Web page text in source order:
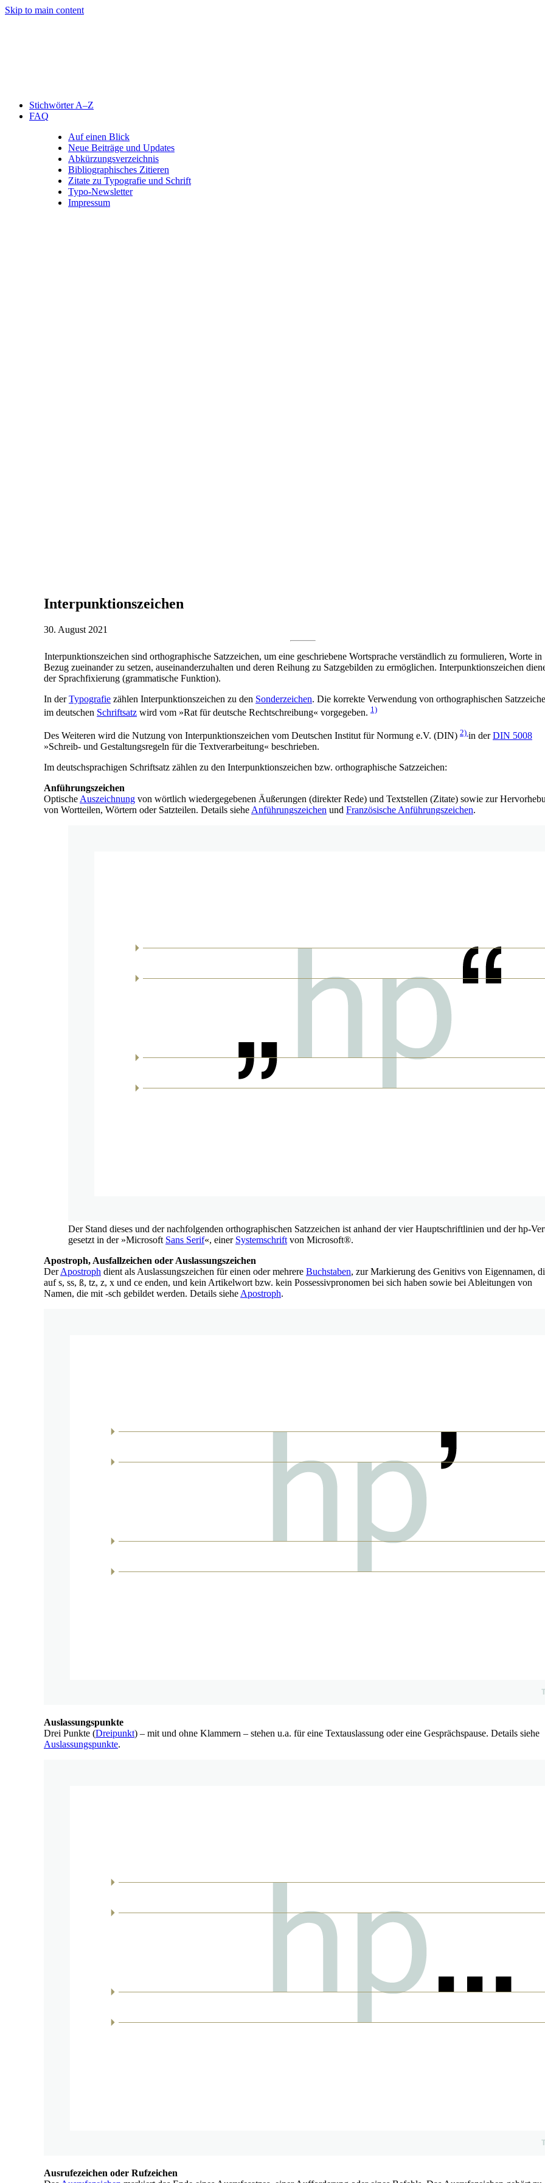
Skip to main content
Stichwörter A–Z
FAQ
Auf einen Blick
Neue Beiträge und Updates
Abkürzungsverzeichnis
Bibliographisches Zitieren
Zitate zu Typografie und Schrift
Typo-Newsletter
Impressum
Interpunktionszeichen
30. August 2021
Interpunktionszeichen sind orthographische Satzzeichen, um eine geschriebene Wortsprache verständlich zu formulieren, Worte in
Bezug zueinander zu setzen, auseinanderzuhalten und deren Reihung zu Satzgebilden zu ermöglichen. Interpunktionszeichen
der Sprachfixierung (grammatische Funktion).
In derTypografie zählen Interpunktionszeichen zu den Sonderzeichen. Die korrekte Verwendung von orthographischen
im deutschen Schriftsatz wird vom »Rat für deutsche Rechtschreibung« vorgegeben. 1)
Des Weiteren wird die Nutzung von Interpunktionszeichen vom Deutschen Institut für Normung e.V. (DIN) 2) in derDIN 5008
»Schreib- und Gestaltungsregeln für die Textverarbeitung« beschrieben.
Im deutschsprachigen Schriftsatz zählen zu den Interpunktionszeichen bzw. orthographische Satzzeichen:
Anführungszeichen
OptischeAuszeichnung von wörtlich wiedergegebenen Äußerungen (direkter Rede) und Textstellen (Zitate) sowie zur
von Wortteilen, Wörtern oder Satzteilen. Details sieheAnführungszeichen und Französische Anführungszeichen.
Der Stand dieses und der nachfolgenden orthographischen Satzzeichen ist anhand der vier Hauptschriftlinien und der hp-
gesetzt in der »Microsoft Sans Serif«, einer Systemschriftvon Microsoft®.
Apostroph, Ausfallzeichen oder Auslassungszeichen
DerApostroph dient als Auslassungszeichen für einen oder mehrere Buchstaben, zur Markierung des Genitivs von Eigennamen,
auf s, ss, ß, tz, z, x und ce enden, und kein Artikelwort bzw. kein Possessivpronomen bei sich haben sowie bei Ableitungen von
Namen, die mit -sch gebildet werden. Details sieheApostroph.
Auslassungspunkte
Drei Punkte (Dreipunkt) – mit und ohne Klammern – stehen u.a. für eine Textauslassung oder eine Gesprächspause. Details siehe
Auslassungspunkte.
Ausrufezeichen oder Rufzeichen